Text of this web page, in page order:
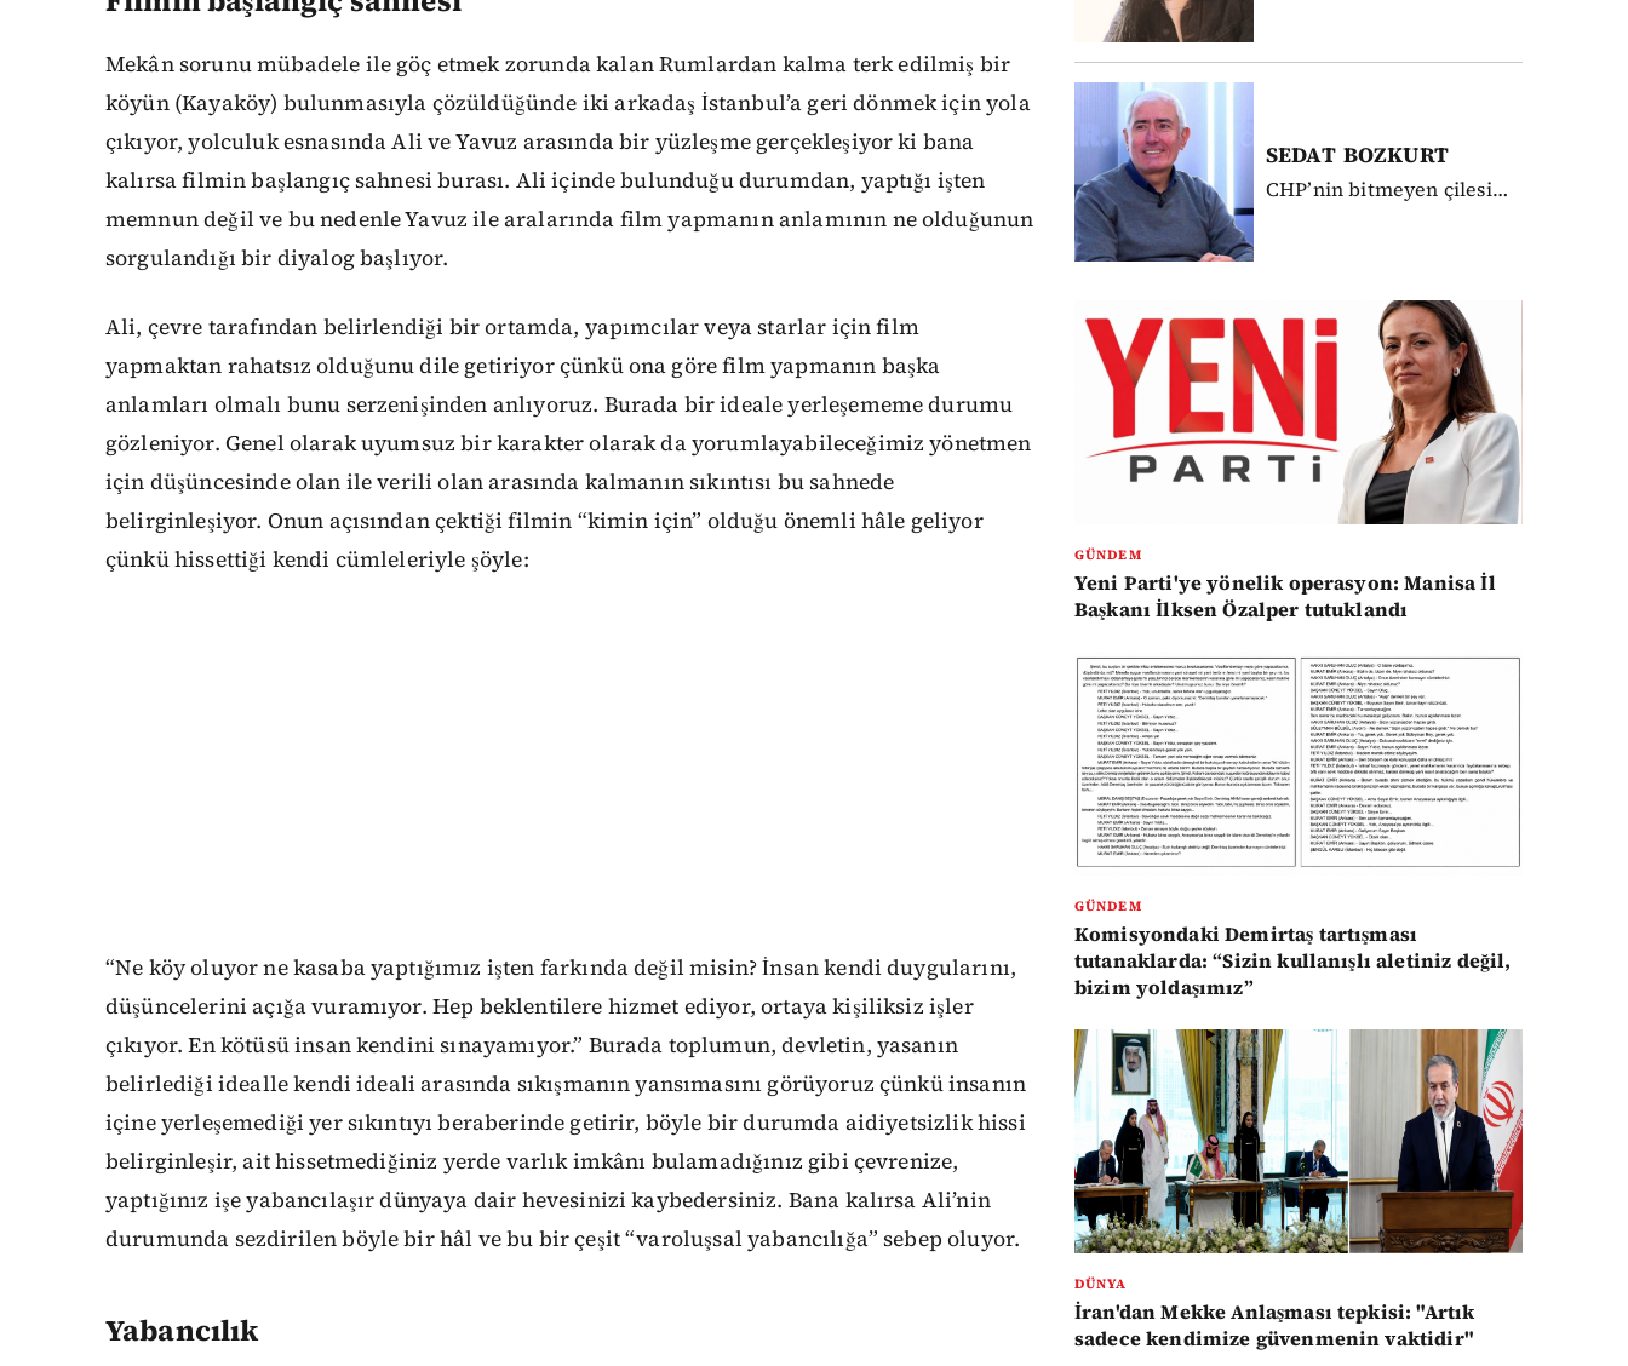
Mekân sorunu mübadele ile göç etmek zorunda kalan Rumlardan kalma terk edilmiş bir
köyün (Kayaköy) bulunmasıyla çözüldüğünde iki arkadaş İstanbul’a geri dönmek için yola
çıkıyor, yolculuk esnasında Ali ve Yavuz arasında bir yüzleşme gerçekleşiyor ki bana
kalırsa filmin başlangıç sahnesi burası. Ali içinde bulunduğu durumdan, yaptığı işten
memnun değil ve bu nedenle Yavuz ile aralarında film yapmanın anlamının ne olduğunun
sorgulandığı bir diyalog başlıyor.
Ali, çevre tarafından belirlendiği bir ortamda, yapımcılar veya starlar için film
yapmaktan rahatsız olduğunu dile getiriyor çünkü ona göre film yapmanın başka
anlamları olmalı bunu serzenişinden anlıyoruz. Burada bir ideale yerleşememe durumu
gözleniyor. Genel olarak uyumsuz bir karakter olarak da yorumlayabileceğimiz yönetmen
için düşüncesinde olan ile verili olan arasında kalmanın sıkıntısı bu sahnede
belirginleşiyor. Onun açısından çektiği filmin “kimin için” olduğu önemli hâle geliyor
çünkü hissettiği kendi cümleleriyle şöyle:
“Ne köy oluyor ne kasaba yaptığımız işten farkında değil misin? İnsan kendi duygularını,
düşüncelerini açığa vuramıyor. Hep beklentilere hizmet ediyor, ortaya kişiliksiz işler
çıkıyor. En kötüsü insan kendini sınayamıyor.” Burada toplumun, devletin, yasanın
belirlediği idealle kendi ideali arasında sıkışmanın yansımasını görüyoruz çünkü insanın
içine yerleşemediği yer sıkıntıyı beraberinde getirir, böyle bir durumda aidiyetsizlik hissi
belirginleşir, ait hissetmediğiniz yerde varlık imkânı bulamadığınız gibi çevrenize,
yaptığınız işe yabancılaşır dünyaya dair hevesinizi kaybedersiniz. Bana kalırsa Ali’nin
durumunda sezdirilen böyle bir hâl ve bu bir çeşit “varoluşsal yabancılığa” sebep oluyor.
Yabancılık
SEDAT BOZKURT
CHP’nin bitmeyen çilesi…
GÜNDEM
Yeni Parti'ye yönelik operasyon: Manisa İl
Başkanı İlksen Özalper tutuklandı
GÜNDEM
Komisyondaki Demirtaş tartışması
tutanaklarda: “Sizin kullanışlı aletiniz değil,
bizim yoldaşımız”
DÜNYA
İran'dan Mekke Anlaşması tepkisi: "Artık
sadece kendimize güvenmenin vaktidir"